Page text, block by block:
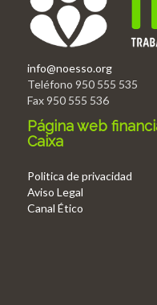
info@noesso.org
Teléfono 950 555 535
Fax 950 555 536
Página web
Caixa
Politica de privacidad
Aviso Legal
Canal Ético